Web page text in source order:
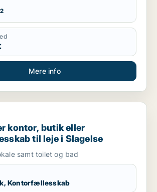
2
Mere info
butik eller kontorfællesskab til leje i
kontor, butik eller
til leje i Slagelse
samt toilet og bad
Kontorfællesskab